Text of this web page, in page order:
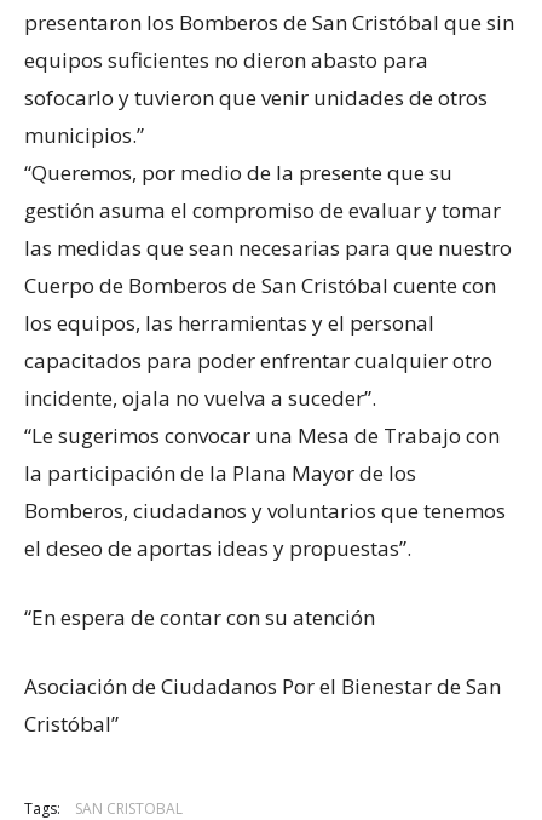
presentaron los Bomberos de San Cristóbal que sin
equipos suficientes no dieron abasto para
sofocarlo y tuvieron que venir unidades de otros
municipios.”
“Queremos, por medio de la presente que su
gestión asuma el compromiso de evaluar y tomar
las medidas que sean necesarias para que nuestro
Cuerpo de Bomberos de San Cristóbal cuente con
los equipos, las herramientas y el personal
capacitados para poder enfrentar cualquier otro
incidente, ojala no vuelva a suceder”.
“Le sugerimos convocar una Mesa de Trabajo con
la participación de la Plana Mayor de los
Bomberos, ciudadanos y voluntarios que tenemos
el deseo de aportas ideas y propuestas”.
“En espera de contar con su atención
Asociación de Ciudadanos Por el Bienestar de San
Cristóbal”
Tags: SAN CRISTOBAL